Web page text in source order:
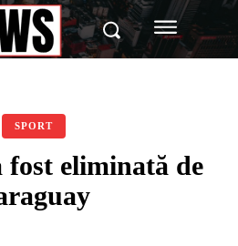
SPORT
fost eliminată de